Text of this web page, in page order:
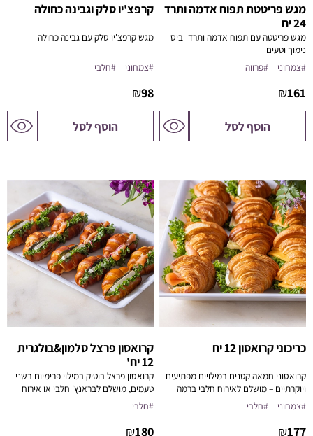
מגש פריטטת תפוח אדמה ותרד
24 יח
מגש פריטטה עם תפוח אדמה ותרד- ביס
נימוך וטעים
#צמחוני
#פרווה
161
₪
הוסף לסל לדף
המוצר
קרפצ'יו סלק וגבינה כחולה
מגש קרפצ'יו סלק עם גבינה כחולה
#צמחוני #חלבי
98
₪
הוסף לסל לדף
המוצר
כריכוני קרואסון 12 יח
קרואסוני חמאה קטנים במילויים מפתיעים
ויוקרתיים – מושלם לאירוח חלבי ברמה
גבוהה.
#צמחוני #חלבי
177
₪
קרואסון פרצל סלמון&בולגרית
12 יח'
קרואסון פרצל בוטיק במילוי פרימיום בשני
טעמים, מושלם לבראנץ' חלבי או אירוח
עסקי עם טעם אירופאי.
#חלבי
180
₪